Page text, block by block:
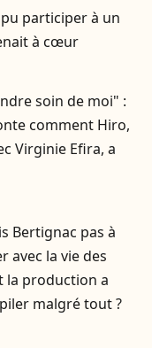
participer à un
à cœur
soin de moi" :
comment Hiro,
Virginie Efira, a
Bertignac pas à
avec la vie des
la production a
malgré tout ?